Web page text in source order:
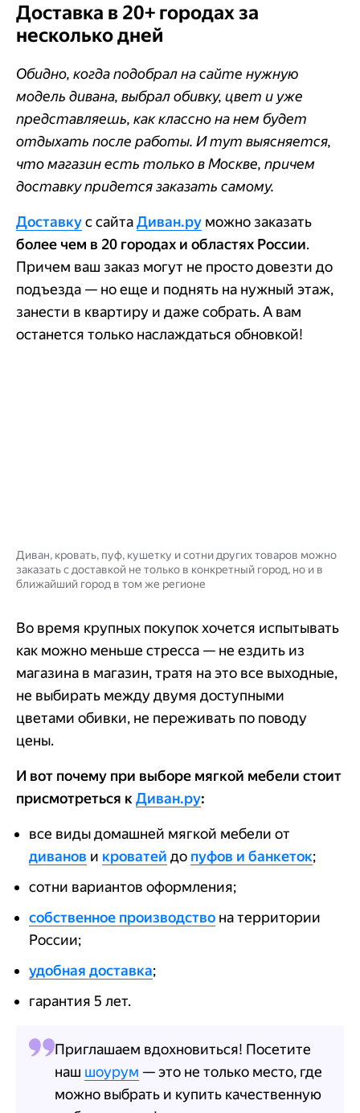
Доставка в 20+ городах за
несколько дней
Обидно, когда подобрал на сайте нужную
модель дивана, выбрал обивку, цвет и уже
представляешь, как классно на нем будет
отдыхать после работы. И тут выясняется,
что магазин есть только в Москве, причем
доставку придется заказать самому.
Доставкус сайтаДиван.ру можно заказать
более чем в 20 городах и областях России.
Причем ваш заказ могут не просто довезти до
подъезда — но еще и поднять на нужный этаж,
занести в квартиру и даже собрать. А вам
останется только наслаждаться обновкой!
Диван, кровать, пуф, кушетку и сотни других товаров можно
заказать с доставкой не только в конкретный город, но и в
ближайший город в том же регионе
Во время крупных покупок хочется испытывать
как можно меньше стресса — не ездить из
магазина в магазин, тратя на это все выходные,
не выбирать между двумя доступными
цветами обивки, не переживать по поводу
цены.
И вот почему при выборе мягкой мебели стоит
присмотреться к Диван.ру:
все виды домашней мягкой мебели от
диванов и кроватей до пуфов и банкеток;
сотни вариантов оформления;
собственное производство на территории
России;
удобная доставка;
гарантия 5 лет.
Приглашаем вдохновиться! Посетите
наш шоурум — это не только место, где
можно выбрать и купить качественную